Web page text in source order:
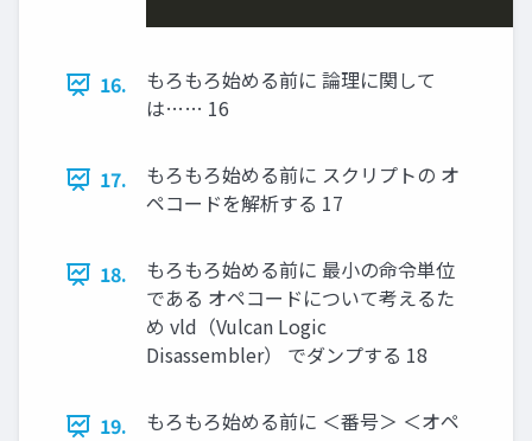
16.
もろもろ始める前に 論理に関して
は…… 16
17.
もろもろ始める前に スクリプトの オ
ペコードを解析する 17
18.
もろもろ始める前に 最小の命令単位
である オペコードについて考えるた
め vld（Vulcan Logic
Disassembler） でダンプする 18
19.
もろもろ始める前に ＜番号＞ ＜オペ